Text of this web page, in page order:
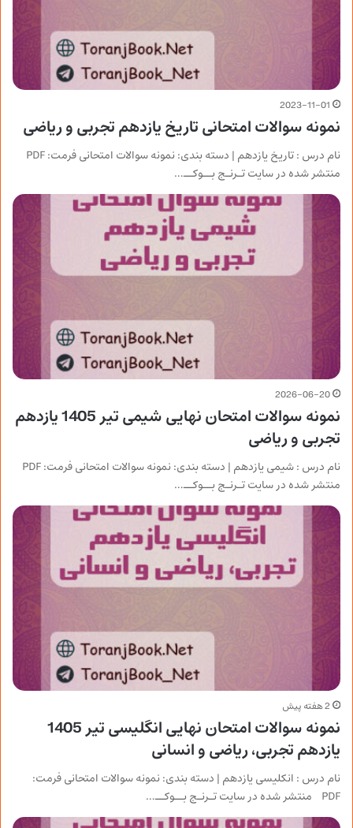
2023-11-01
نمونه سوالات امتحانی تاریخ یازدهم تجربی و ریاضی
منتشر شده در سایت تـرنـج بــوکــ…
2026-06-20
نمونه سوالات امتحان نهایی شیمی تیر 1405 یازدهم
تجربی و ریاضی
منتشر شده در سایت تـرنـج بــوکــ…
2 هفته پیش
نمونه سوالات امتحان نهایی انگلیسی تیر 1405
یازدهم تجربی، ریاضی و انسانی
نام درس : انکلیسی یازدهم | دسته بندی: نمونه سوالات امتحانی فرمت:
PDF منتشر شده در سایت تـرنـج بــوکــ…